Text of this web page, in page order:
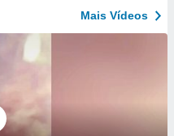
Mais Vídeos